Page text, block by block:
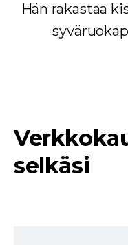
Hän rakastaa
selkäsi